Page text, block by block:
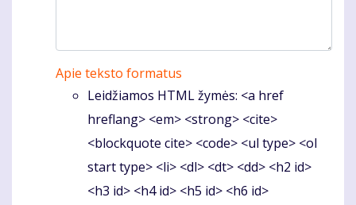
Apie teksto formatus
Leidžiamos HTML žymės: <a href
hreflang> <em> <strong> <cite>
<blockquote cite> <code> <ul type> <ol
start type> <li> <dl> <dt> <dd> <h2 id>
<h3 id> <h4 id> <h5 id> <h6 id>